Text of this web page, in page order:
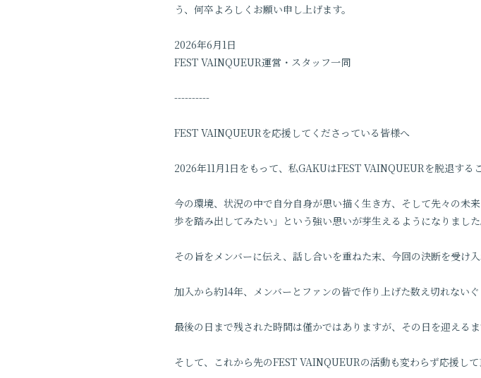
う、何卒よろしくお願い申し上げます。
2026年6月1日
FEST VAINQUEUR運営・スタッフ一同
----------
FEST VAINQUEURを応援してくださっている皆様へ
2026年11月1日をもって、私GAKUはFEST VAINQUEURを脱退する
今の環境、状況の中で自分自身が思い描く生き方、そして先々の未
歩を踏み出してみたい」という強い思いが芽生えるようになりました
その旨をメンバーに伝え、話し合いを重ねた末、今回の決断を受け入
加入から約14年、メンバーとファンの皆で作り上げた数え切れない
最後の日まで残された時間は僅かではありますが、その日を迎える
そして、これから先のFEST VAINQUEURの活動も変わらず応援して